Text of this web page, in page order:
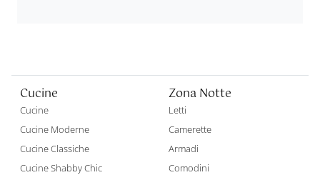
Cucine
Cucine
Cucine Moderne
Cucine Classiche
Cucine Shabby Chic
Zona Notte
Letti
Camerette
Armadi
Comodini